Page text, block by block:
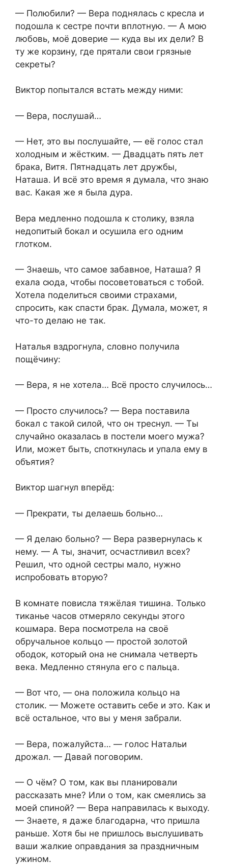
— Полюбили? — Вера поднялась с кресла и
подошла к сестре почти вплотную. — А мою
любовь, моё доверие — куда вы их дели? В
ту же корзину, где прятали свои грязные
секреты?
Виктор попытался встать между ними:
— Вера, послушай…
— Нет, это вы послушайте, — её голос стал
холодным и жёстким. — Двадцать пять лет
брака, Витя. Пятнадцать лет дружбы,
Наташа. И всё это время я думала, что знаю
вас. Какая же я была дура.
Вера медленно подошла к столику, взяла
недопитый бокал и осушила его одним
глотком.
— Знаешь, что самое забавное, Наташа? Я
ехала сюда, чтобы посоветоваться с тобой.
Хотела поделиться своими страхами,
спросить, как спасти брак. Думала, может, я
что-то делаю не так.
Наталья вздрогнула, словно получила
пощёчину:
— Вера, я не хотела… Всё просто случилось…
— Просто случилось? — Вера поставила
бокал с такой силой, что он треснул. — Ты
случайно оказалась в постели моего мужа?
Или, может быть, споткнулась и упала ему в
объятия?
Виктор шагнул вперёд:
— Прекрати, ты делаешь больно…
— Я делаю больно? — Вера развернулась к
нему. — А ты, значит, осчастливил всех?
Решил, что одной сестры мало, нужно
испробовать вторую?
В комнате повисла тяжёлая тишина. Только
тиканье часов отмеряло секунды этого
кошмара. Вера посмотрела на своё
обручальное кольцо — простой золотой
ободок, который она не снимала четверть
века. Медленно стянула его с пальца.
— Вот что, — она положила кольцо на
столик. — Можете оставить себе и это. Как и
всё остальное, что вы у меня забрали.
— Вера, пожалуйста… — голос Натальи
дрожал. — Давай поговорим.
— О чём? О том, как вы планировали
рассказать мне? Или о том, как смеялись за
моей спиной? — Вера направилась к выходу.
— Знаете, я даже благодарна, что пришла
раньше. Хотя бы не пришлось выслушивать
ваши жалкие оправдания за праздничным
ужином.